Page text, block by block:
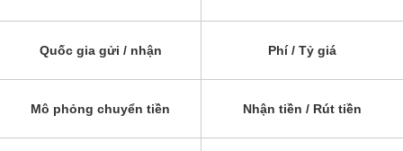
Quốc gia gửi / nhận Phí / Tỷ giá
Mô phỏng chuyển tiền Nhận tiền / Rút tiền